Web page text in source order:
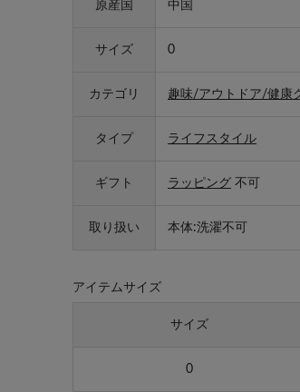
原産国 中国
サイズ 0
カテゴリ 趣味/アウトドア/健康
タイプ ライフスタイル
ギフト ラッピング 不可
取り扱い 本体:洗濯不可
アイテムサイズ
サイズ
0